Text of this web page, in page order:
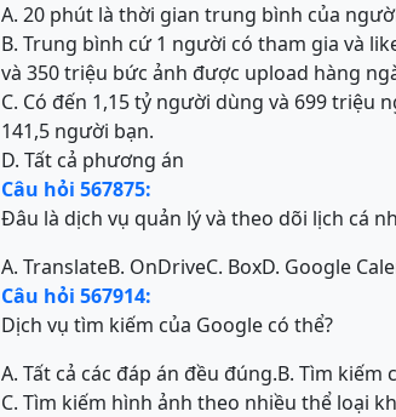
A. 20 phút là thời gian trung bình của
B. Trung bình cứ 1 người có tham gia và
và 350 triệu bức ảnh được upload hàng
C. Có đến 1,15 tỷ người dùng và 699
141,5 người bạn.
D. Tất cả phương án
Câu hỏi 567875:
Đâu là dịch vụ quản lý và theo dõi lịch cá
A. TranslateB. OnDriveC. BoxD. Google
Câu hỏi 567914:
Dịch vụ tìm kiếm của Google có thể?
A. Tất cả các đáp án đều đúng.B. Tìm kiếm
C. Tìm kiếm hình ảnh theo nhiều thể loại